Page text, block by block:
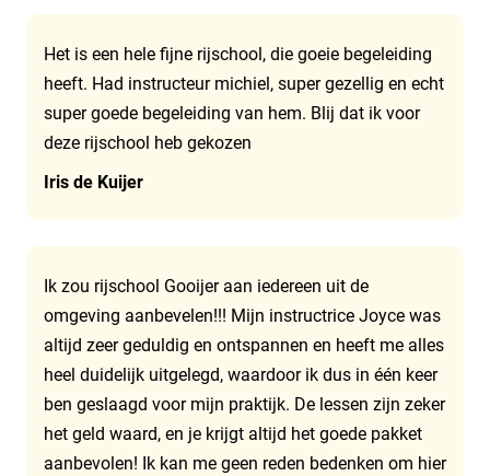
Het is een hele fijne rijschool, die goeie begeleiding
heeft. Had instructeur michiel, super gezellig en echt
super goede begeleiding van hem. Blij dat ik voor
deze rijschool heb gekozen
Iris de Kuijer
Ik zou rijschool Gooijer aan iedereen uit de
omgeving aanbevelen!!! Mijn instructrice Joyce was
altijd zeer geduldig en ontspannen en heeft me alles
heel duidelijk uitgelegd, waardoor ik dus in één keer
ben geslaagd voor mijn praktijk. De lessen zijn zeker
het geld waard, en je krijgt altijd het goede pakket
aanbevolen! Ik kan me geen reden bedenken om hier